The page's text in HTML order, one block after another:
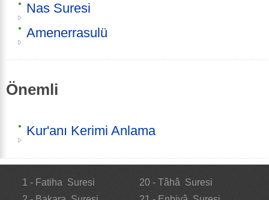
Nas Suresi
Amenerrasulü
Önemli
Kur'anı Kerimi Anlama
1 - Fatiha Suresi
20 - Tâhâ Suresi